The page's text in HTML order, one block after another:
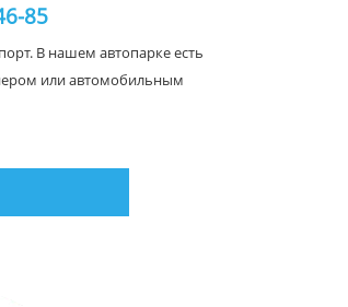
85
В нашем автопарке есть
или автомобильным